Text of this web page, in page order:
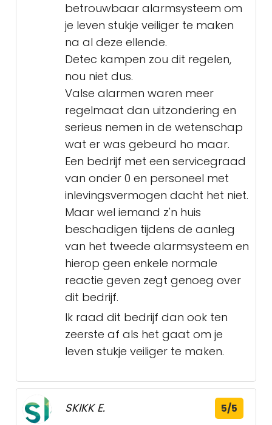
betrouwbaar alarmsysteem om
je leven stukje veiliger te maken
na al deze ellende.
Detec kampen zou dit regelen,
nou niet dus.
Valse alarmen waren meer
regelmaat dan uitzondering en
serieus nemen in de wetenschap
wat er was gebeurd ho maar.
Een bedrijf met een servicegraad
van onder 0 en personeel met
inlevingsvermogen dacht het niet.
Maar wel iemand z'n huis
beschadigen tijdens de aanleg
van het tweede alarmsysteem en
hierop geen enkele normale
reactie geven zegt genoeg over
dit bedrijf.
Ik raad dit bedrijf dan ook ten
zeerste af als het gaat om je
leven stukje veiliger te maken.
SKIKK E. 5/5